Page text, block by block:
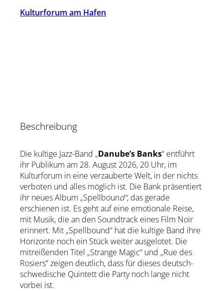
Kulturforum am Hafen
Beschreibung
Die kultige Jazz-Band „Danube’s Banks“ entführt
ihr Publikum am 28. August 2026, 20 Uhr, im
Kulturforum in eine verzauberte Welt, in der nichts
verboten und alles möglich ist. Die Bank präsentiert
ihr neues Album „Spellbound“, das gerade
erschienen ist. Es geht auf eine emotionale Reise,
mit Musik, die an den Soundtrack eines Film Noir
erinnert. Mit „Spellbound“ hat die kultige Band ihre
Horizonte noch ein Stück weiter ausgelotet. Die
mitreißenden Titel „Strange Magic“ und „Rue des
Rosiers“ zeigen deutlich, dass für dieses deutsch-
schwedische Quintett die Party noch lange nicht
vorbei ist.